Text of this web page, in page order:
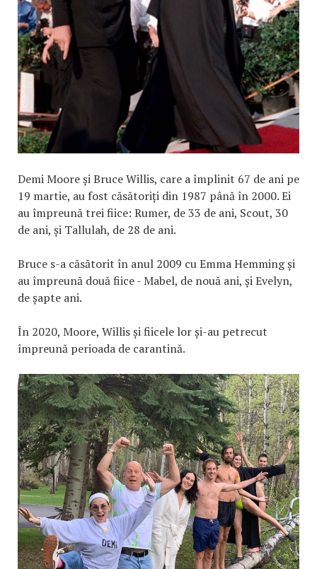
Demi Moore și Bruce Willis, care a împlinit 67 de ani pe
19 martie, au fost căsătoriți din 1987 până în 2000. Ei
au împreună trei fiice: Rumer, de 33 de ani, Scout, 30
de ani, și Tallulah, de 28 de ani.
Bruce s-a căsătorit în anul 2009 cu Emma Hemming și
au împreună două fiice - Mabel, de nouă ani, și Evelyn,
de șapte ani.
În 2020, Moore, Willis și fiicele lor și-au petrecut
împreună perioada de carantină.